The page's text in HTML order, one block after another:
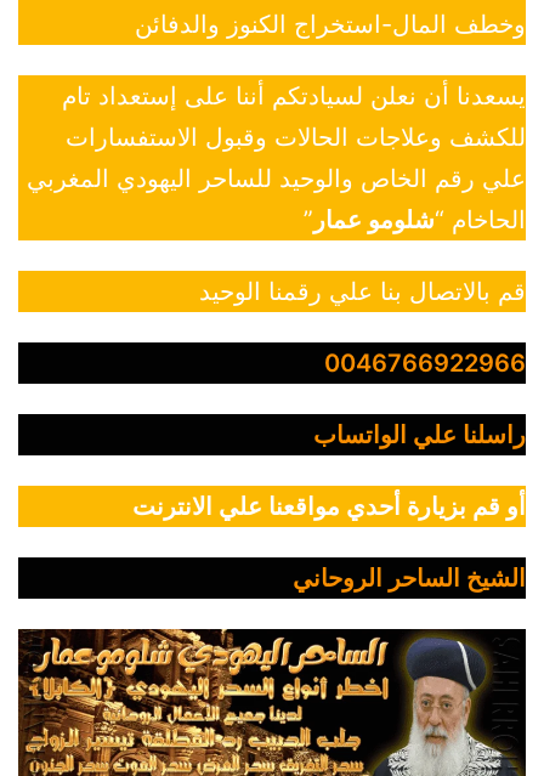
وخطف المال-استخراج الكنوز والدفائن
يسعدنا أن نعلن لسيادتكم أننا على إستعداد تام
للكشف وعلاجات الحالات وقبول الاستفسارات
علي رقم الخاص والوحيد للساحر اليهودي المغربي
الحاخام “شلومو عمار ”
قم بالاتصال بنا علي رقمنا الوحيد
0046766922966
راسلنا علي الواتساب
أو قم بزيارة أحدي مواقعنا علي الانترنت
الشيخ الساحر الروحاني